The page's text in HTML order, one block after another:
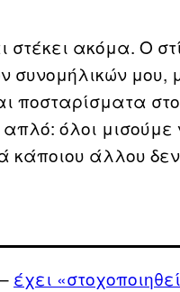
στέκει ακόμα. Ο
συνομήλικών μου,
ποσταρίσματα στο
απλό: όλοι
κάποιου άλλου
έχει